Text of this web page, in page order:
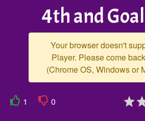
4th and
Your browser doesn't
Player. Please come
(Chrome OS, Windows or
1 0